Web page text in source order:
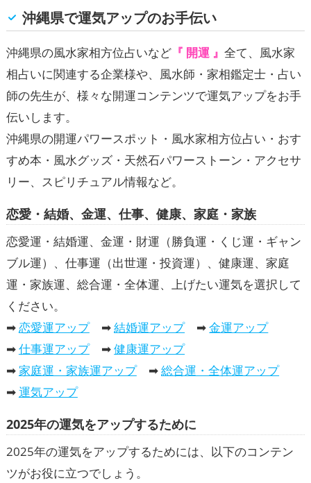
沖縄県で運気アップのお手伝い
沖縄県の風水家相方位占いなど『 開運 』 全て、風水家
相占いに関連する企業様や、風水師・家相鑑定士・占い
師の先生が、様々な開運コンテンツで運気アップをお手
伝いします。
沖縄県の開運パワースポット・風水家相方位占い・おす
すめ本・風水グッズ・天然石パワーストーン・アクセサ
リー、スピリチュアル情報など。
恋愛・結婚、金運、仕事、健康、家庭・家族
恋愛運・結婚運、金運・財運（勝負運・くじ運・ギャン
ブル運）、仕事運（出世運・投資運）、健康運、家庭
運・家族運、総合運・全体運、上げたい運気を選択して
ください。
➡恋愛運アップ ➡結婚運アップ ➡金運アップ
➡仕事運アップ ➡健康運アップ
➡ 家庭運・家族運アップ ➡総合運・全体運アップ
➡運気アップ
2025年の運気をアップするために
2025年の運気をアップするためには、以下のコンテン
ツがお役に立つでしょう。